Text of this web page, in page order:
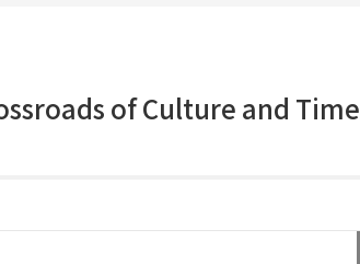
of Culture and